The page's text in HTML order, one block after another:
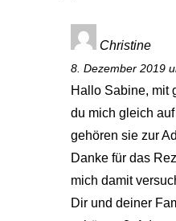
Christine
8. Dezember 2019
Hallo Sabine, mit
du mich gleich
gehören sie zur
Danke für das
mich damit
Dir und deiner